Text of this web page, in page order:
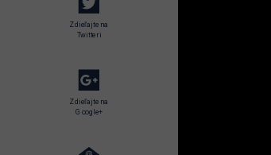
Zdieľajte na
Twitteri
Zdieľajte na
Google+